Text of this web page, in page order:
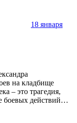
18 января
на кладбище
– это трагедия,
боевых действий…